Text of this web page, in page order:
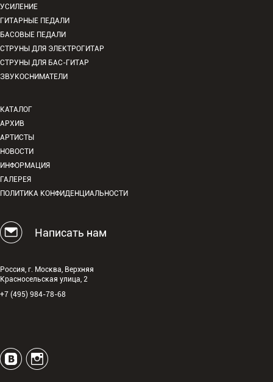
УСИЛЕНИЕ
ГИТАРНЫЕ ПЕДАЛИ
БАСОВЫЕ ПЕДАЛИ
СТРУНЫ ДЛЯ ЭЛЕКТРОГИТАР
СТРУНЫ ДЛЯ БАС-ГИТАР
ЗВУКОСНИМАТЕЛИ
КАТАЛОГ
АРХИВ
АРТИСТЫ
НОВОСТИ
ИНФОРМАЦИЯ
ГАЛЕРЕЯ
ПОЛИТИКА КОНФИДЕНЦИАЛЬНОСТИ
Написать нам
Россия, г. Москва, Верхняя
Красносельская улица, 2
+7 (495) 984-78-68